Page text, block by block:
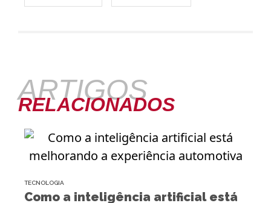
ARTIGOS
RELACIONADOS
TECNOLOGIA
Como a inteligência artificial está